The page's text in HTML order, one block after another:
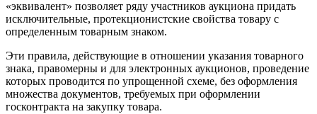
«эквивалент» позволяет ряду участников аукциона придать
исключительные, протекционистские свойства товару с
определенным товарным знаком.
Эти правила, действующие в отношении указания товарного
знака, правомерны и для электронных аукционов, проведение
которых проводится по упрощенной схеме, без оформления
множества документов, требуемых при оформлении
госконтракта на закупку товара.